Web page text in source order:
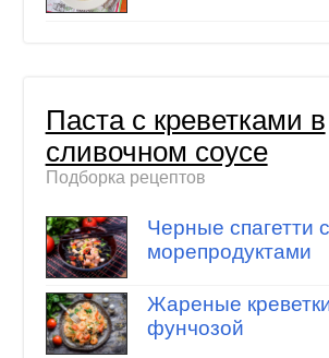
Паста с креветками в
сливочном соусе
Подборка рецептов
Черные спагетти с
морепродуктами
Жареные
фунчозой